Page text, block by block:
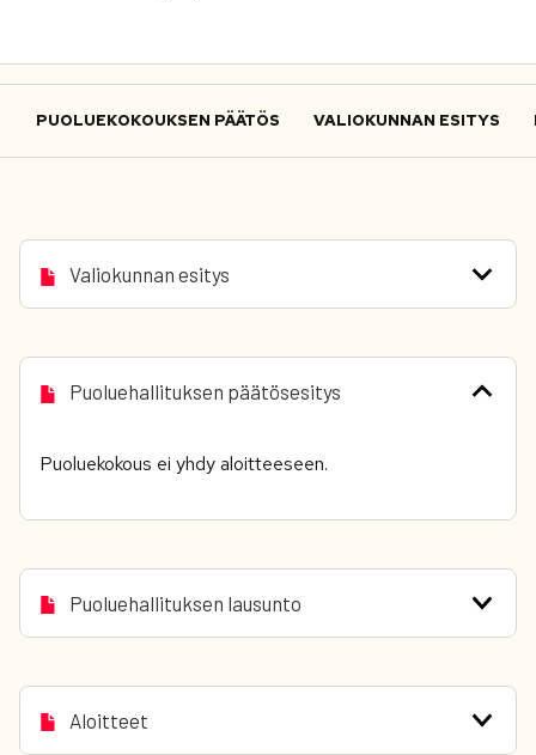
PUOLUEKOKOUKSEN PÄÄTÖS VALIOKUNNAN ESITYS
Valiokunnan esitys
Puoluehallituksen päätösesitys
Puoluekokous ei yhdy aloitteeseen.
Puoluehallituksen lausunto
Aloitteet